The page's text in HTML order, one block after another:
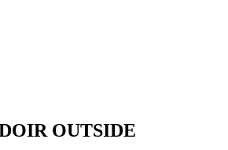
OUTSIDE